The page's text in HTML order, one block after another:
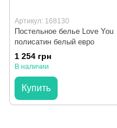
Артикул: 168130
Постельное белье Love You
полисатин белый евро
1 254 грн
В наличии
Купить